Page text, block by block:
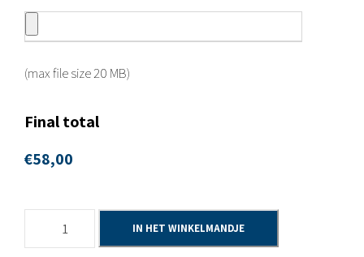
(max file size 20 MB)
Final total
€58,00
h
IN HET WINKELMANDJE